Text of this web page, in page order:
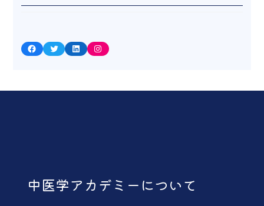
Facebook Twitter LinkedIn Instagram
中医学アカデミーについて